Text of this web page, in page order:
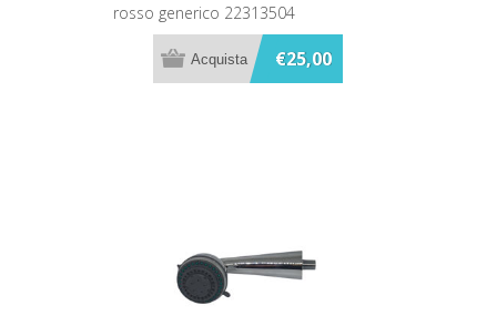
rosso generico 22313504
€25,00